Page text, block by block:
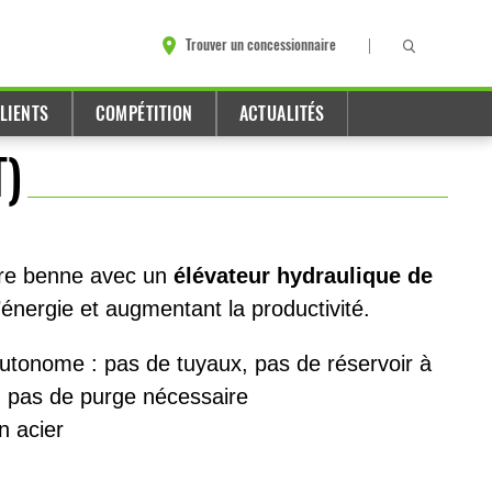
Trouver un concessionnaire
COMPÉTITION ACTUALITÉS
benne avec un élévateur hydraulique de
et augmentant la productivité.
: pas de tuyaux, pas de réservoir à
de purge nécessaire
acier